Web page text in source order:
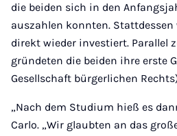
die beiden sich in den
auszahlen konnten.
direkt wieder investiert. Parallel
gründeten die beiden ihre erste
Gesellschaft bürgerlichen
„Nach dem Studium hieß es
Carlo. „Wir glaubten an das